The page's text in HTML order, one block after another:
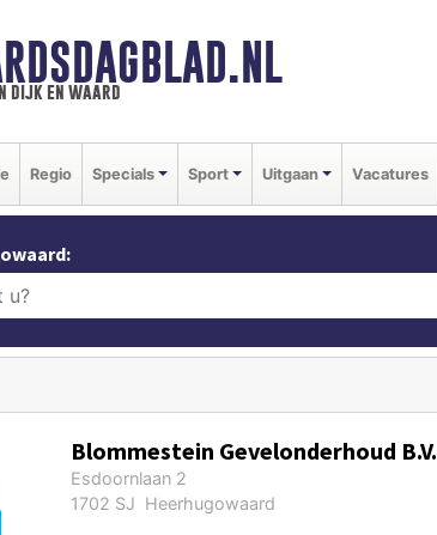
dijk en waard
Regio Specials Sport Uitgaan Vacatures
Blommestein Gevelonderhoud B.V.
Esdoornlaan 2
1702 SJ Heerhugowaard